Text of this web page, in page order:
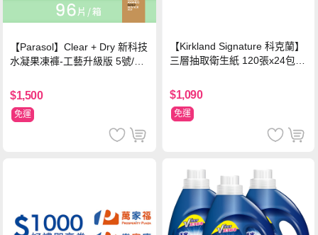
【Parasol】Clear + Dry 新科技
水凝果凍褲-工藝升級版 5號/XL
$1,500
免運
【Kirkland Signature 科克蘭】
三層抽取衛生紙 120張x24包x2
$1,090
免運